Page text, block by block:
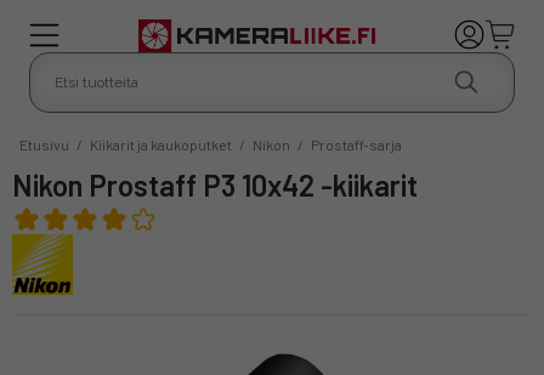
Etusivu / Kiikarit ja kaukoputket / Nikon / Prostaff-sarja
Nikon Prostaff P3 10x42 -kiikarit